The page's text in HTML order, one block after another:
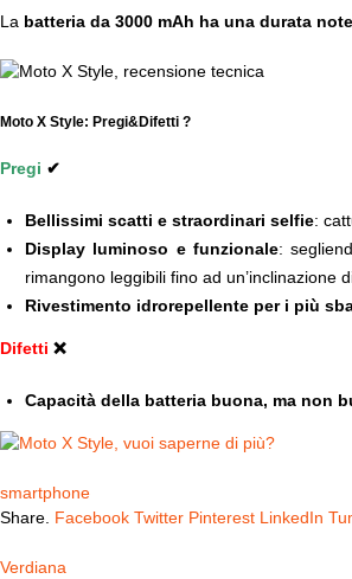
La batteria da 3000 mAh ha una durata
Moto X Style: Pregi&Difetti ?
Pregi ✔
Bellissimi scatti e straordinari selfie:
Display luminoso e funzionale:
rimangono leggibili fino ad un’inclinazione
Rivestimento idrorepellente per i più
Difetti ❌
Capacità della batteria buona, ma non
smartphone
Share. Facebook Twitter Pinterest LinkedIn
Verdiana